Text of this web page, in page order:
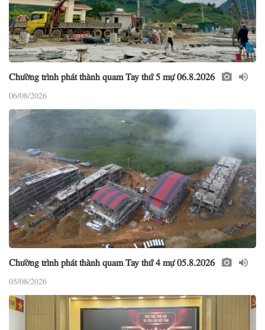
Chường trình phát thành quam Tay thứ 5 mự 06.8.2026
06/08/2026
Chường trình phát thành quam Tay thứ 4 mự 05.8.2026
05/08/2026